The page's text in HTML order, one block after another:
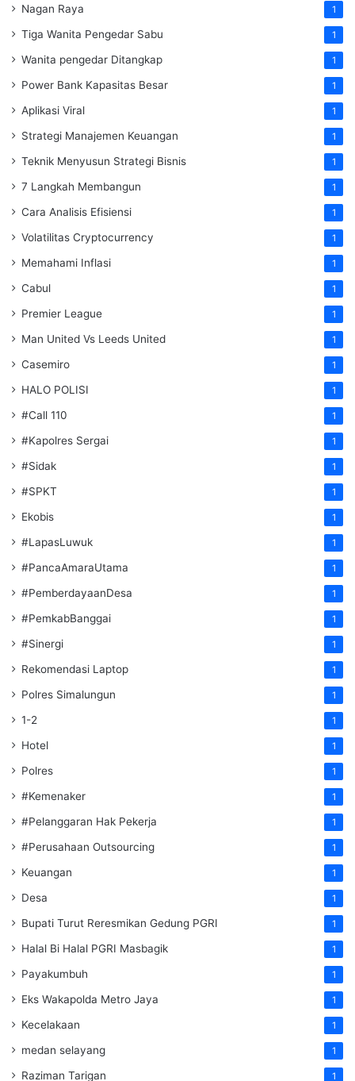
Nagan Raya 1
Tiga Wanita Pengedar Sabu 1
Wanita pengedar Ditangkap 1
Power Bank Kapasitas Besar 1
Aplikasi Viral 1
Strategi Manajemen Keuangan 1
Teknik Menyusun Strategi Bisnis 1
7 Langkah Membangun 1
Cara Analisis Efisiensi 1
Volatilitas Cryptocurrency 1
Memahami Inflasi 1
Cabul 1
Premier League 1
Man United Vs Leeds United 1
Casemiro 1
HALO POLISI 1
#Call 110 1
#Kapolres Sergai 1
#Sidak 1
#SPKT 1
Ekobis 1
#LapasLuwuk 1
#PancaAmaraUtama 1
#PemberdayaanDesa 1
#PemkabBanggai 1
#Sinergi 1
Rekomendasi Laptop 1
Polres Simalungun 1
1-2 1
Hotel 1
Polres 1
#Kemenaker 1
#Pelanggaran Hak Pekerja 1
#Perusahaan Outsourcing 1
Keuangan 1
Desa 1
Bupati Turut Reresmikan Gedung PGRI 1
Halal Bi Halal PGRI Masbagik 1
Payakumbuh 1
Eks Wakapolda Metro Jaya 1
Kecelakaan 1
medan selayang 1
Raziman Tarigan 1